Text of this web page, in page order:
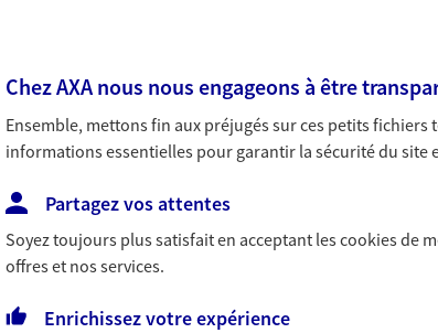
la confiance et la proximité. C'est en apprenant à
connaître que nous proposons de meilleures
Toutes nos
Chez AXA nous nous engageons à être
Ensemble, mettons fin aux préjugés sur ces petits fichiers
informations essentielles pour garantir la sécurité du site
Partagez vos attentes
Soyez toujours plus satisfait en acceptant lescookiesde
offres et nos services.
Enrichissez votre expérience